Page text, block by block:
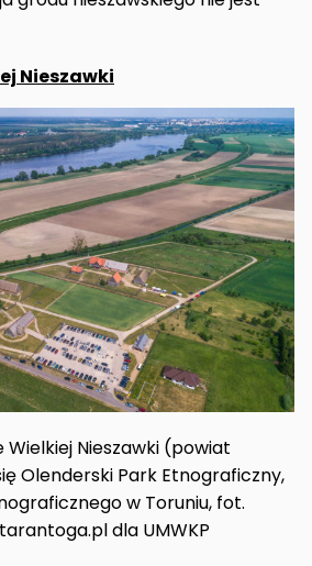
Nieszawki
Nieszawki (powiat
Olenderski Park Etnograficzny,
w Toruniu, fot.
dla UMWKP